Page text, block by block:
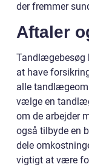
der fremmer
Aftaler
Tandlægebesøg
at have
alle
vælge en
om de arbejder
også tilbyde en
dele
vigtigt at være